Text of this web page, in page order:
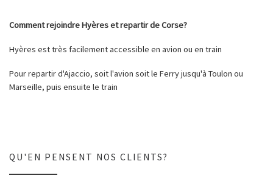
Comment rejoindre Hyères et repartir de Corse?
Hyères est très facilement accessible en avion ou en train
Pour repartir d'Ajaccio, soit l'avion soit le Ferry jusqu'à Toulon ou
Marseille, puis ensuite le train
QU'EN PENSENT NOS CLIENTS?